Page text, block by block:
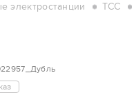
электростанции
ТСС